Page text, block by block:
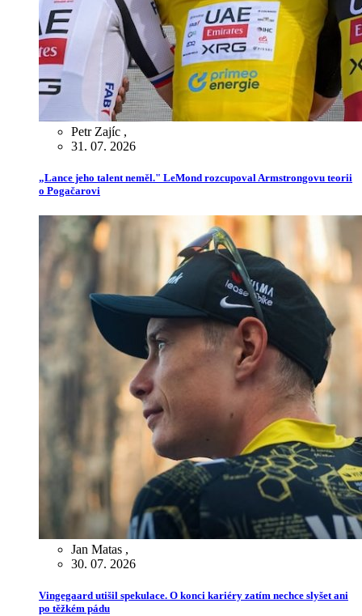
Petr Zajíc ,
31. 07. 2026
„Lance jeho talent neměl." LeMond rozcupoval Armstrongovu teorii
o Pogačarovi
Jan Matas ,
30. 07. 2026
Vingegaard utišil spekulace. O konci kariéry zatím nechce slyšet ani
po těžkém pádu